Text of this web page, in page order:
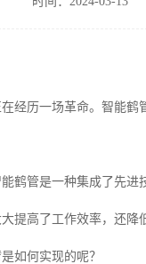
经历一场革命。智能
鹤管是一种集成了先
提高了工作效率，还降
如何实现的呢？